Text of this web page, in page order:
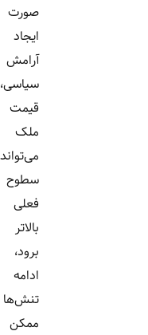
صورت
ایجاد
آرامش
سیاسی،
قیمت
ملک
می‌تواند از
سطوح
فعلی
بالاتر
برود، اما
ادامه
تنش‌ها
ممکن